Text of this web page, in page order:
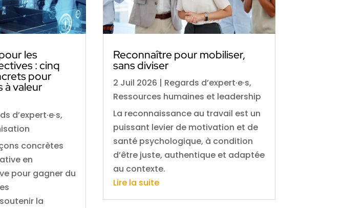
les
: cinq
pour
à valeur
d’expert·e·s,
concrètes
en
pour gagner du
la
Reconnaître pour mobiliser,
sans diviser
2 Juil 2026 | Regards d’expert·e·s,
Ressources humaines et leadership
La reconnaissance au travail est un
puissant levier de motivation et de
santé psychologique, à condition
d’être juste, authentique et adaptée
au contexte.
Lire la suite